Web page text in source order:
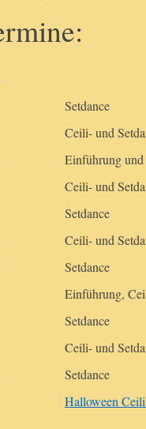
Setdance
Ceili- und
Einführung und
Ceili- und
Setdance
Ceili- und
Setdance
Einführung,
Setdance
Ceili- und
Setdance
Halloween